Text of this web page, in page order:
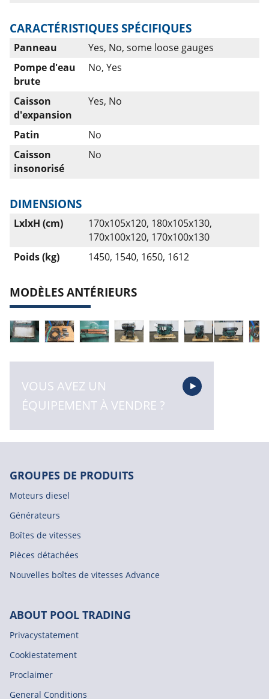
CARACTÉRISTIQUES SPÉCIFIQUES
Panneau
Yes, No, some loose gauges
Pompe d'eau
brute
No, Yes
Caisson
d'expansion
Yes, No
Patin
No
Caisson
insonorisé
No
DIMENSIONS
LxlxH (cm)
170x105x120, 180x105x130,
170x100x120, 170x100x130
Poids (kg)
1450, 1540, 1650, 1612
MODÈLES ANTÉRIEURS
VOUS AVEZ UN
ÉQUIPEMENT À VENDRE ?
GROUPES DE PRODUITS
Moteurs diesel
Générateurs
Boîtes de vitesses
Pièces détachées
Nouvelles boîtes de vitesses Advance
ABOUT POOL TRADING
Privacystatement
Cookiestatement
Proclaimer
General Conditions